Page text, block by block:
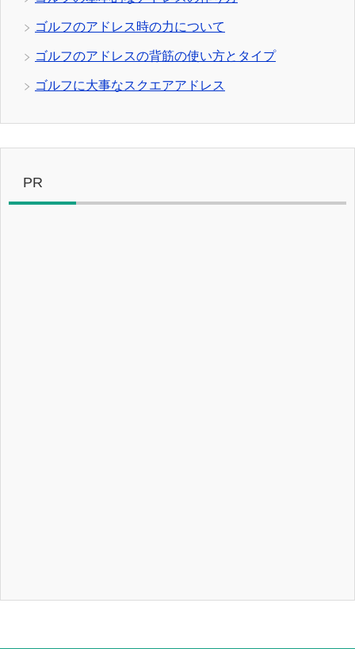
ゴルフのアドレス時の力について
ゴルフのアドレスの背筋の使い方とタイプ
ゴルフに大事なスクエアアドレス
PR